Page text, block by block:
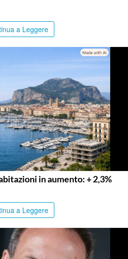
a Leggere
in aumento: + 2,3%
a Leggere